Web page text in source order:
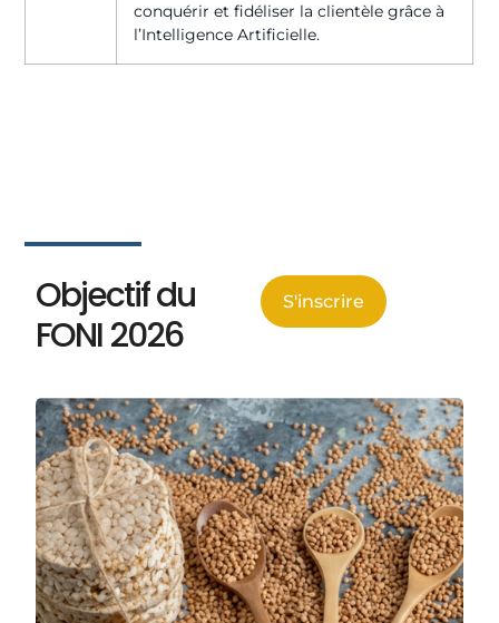
conquérir et fidéliser la clientèle grâce à
l’Intelligence Artificielle.
Objectif du
FONI 2026
S'inscrire